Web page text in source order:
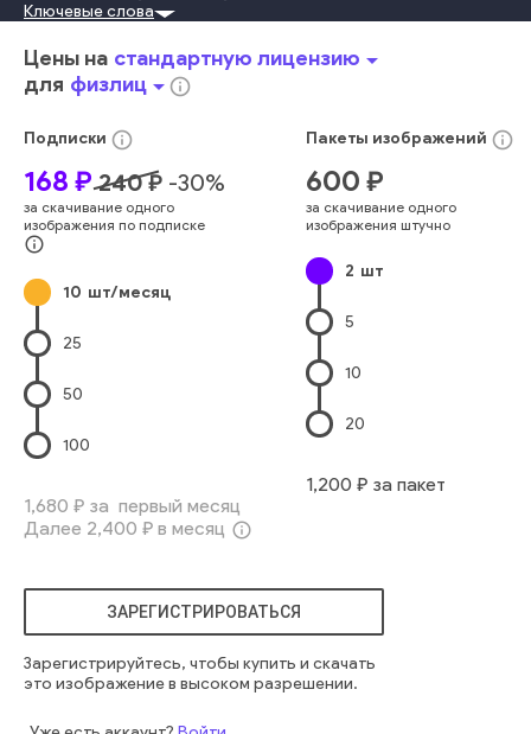
лето день большой
полет птица хобби синее клюв крылья
крыло
свобода перо
птиц
водоплавающая орнитология
карбо
балтийское
балтийская отдых на природе
водоплавающая птица
миграция баклан балтийск бакланы
калининградская
Ключевые слова
Цены на стандартную лицензиюarrow_drop_down
для физлицarrow_drop_downinfo_outline
Подписки info_outline
168 ₽ 240₽ -30%
за скачивание одного
изображения по подписке
info_outline
10 шт/месяц
25
50
100
1,680 ₽ за первый месяц
Далее 2,400 ₽ в месяц info_outline
Пакеты изображений info_outline
600 ₽
за скачивание одного
изображения штучно
2 шт
5
10
20
1,200 ₽ за пакет
ЗАРЕГИСТРИРОВАТЬСЯ
Зарегистрируйтесь, чтобы купить и скачать
это изображение в высоком разрешении.